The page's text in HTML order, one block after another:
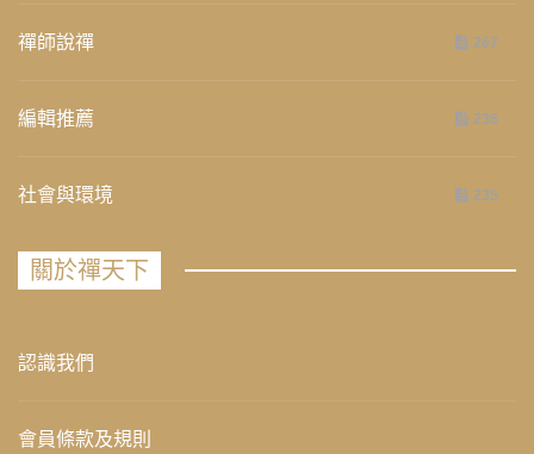
禪師說禪 267
編輯推薦 236
社會與環境 235
關於禪天下
認識我們
會員條款及規則